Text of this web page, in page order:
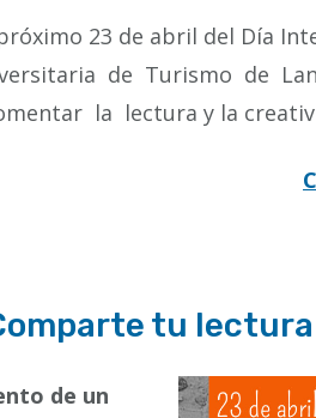
23 de abril del Día
de Turismo de
la lectura y la
tu
de un